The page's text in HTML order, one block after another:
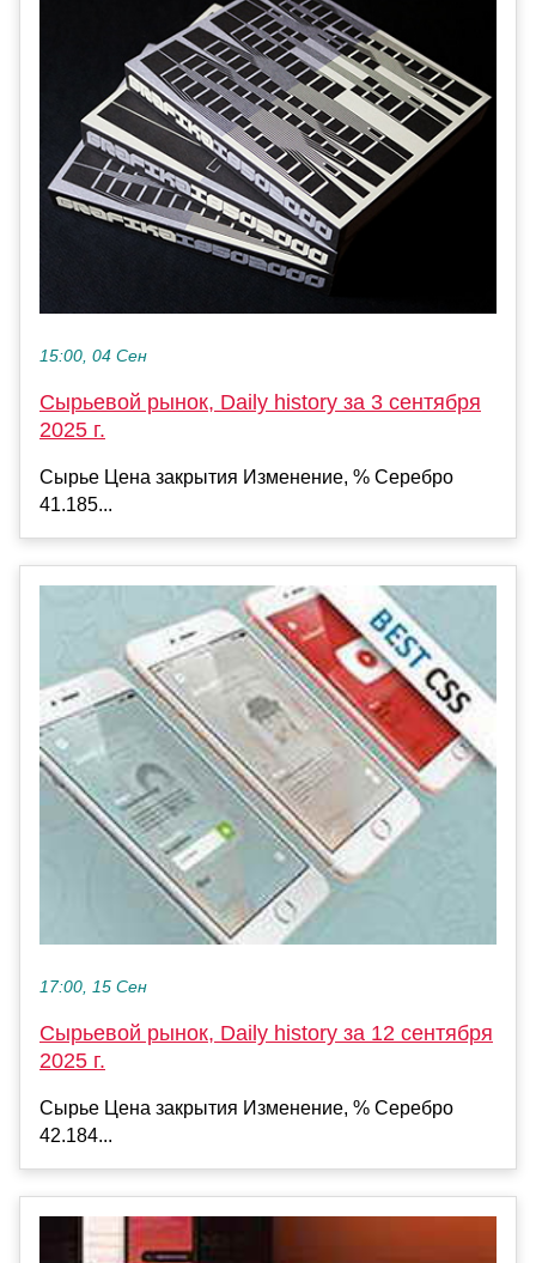
15:00, 04 Сен
Сырьевой рынок, Daily history за 3 сентября
2025 г.
Сырье Цена закрытия Изменение, % Серебро
41.185...
17:00, 15 Сен
Сырьевой рынок, Daily history за 12 сентября
2025 г.
Сырье Цена закрытия Изменение, % Серебро
42.184...